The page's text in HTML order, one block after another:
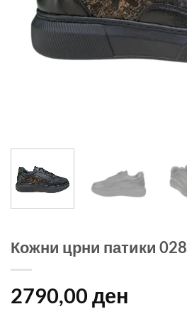
Кожни црни патики 028
2790,00 ден